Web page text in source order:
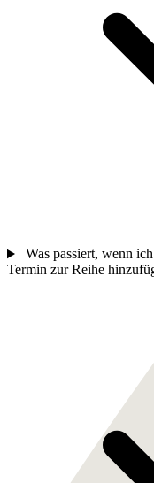
Was passiert, wenn
Termin zur Reihe